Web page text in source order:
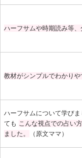
ハーフサムや時期読み等
教材がシンプルでわかり
ハーフサムについて学び
ても こんな視点での占い
ました。
（原文ママ）